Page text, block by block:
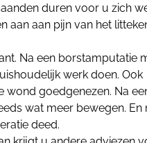
duren voor u zich
aan aan pijn van het
Na een borstamputatie
werk doen. Ook
wond goedgenezen. Na
wat meer bewegen. En
deed.